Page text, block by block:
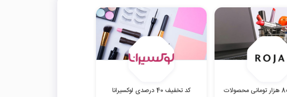
کد تخفیف 80 هزار تومانی محصولات
کد تخفیف 40 درصدی لوکسیرانا